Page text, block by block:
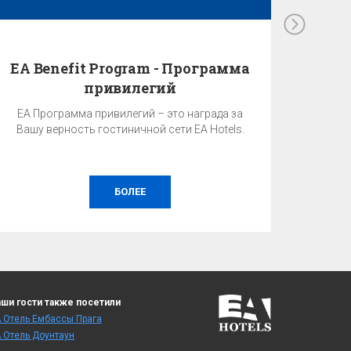
EA Benefit Program - Программа
привилегий
EA Программа привилегий – это награда за
Вашу верность гостиничной сети EA Hotels.
БОЛЕЕ
гости также посетили
Отель Ембассы Прага
Отель Доунтаун